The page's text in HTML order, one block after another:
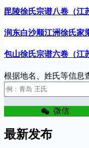
毘陵徐氏宗谱八卷（江
润东白沙顺江洲徐氏家
包山徐氏宗谱六卷（江
根据地名、姓氏等信息
微信
最新发布